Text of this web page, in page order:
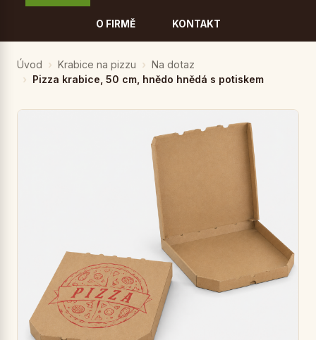
O FIRMĚ KONTAKT
Úvod Krabice na pizzu
Na dotaz
Pizza krabice, 50 cm, hnědo hnědá s potiskem